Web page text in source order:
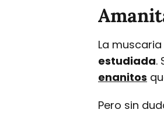
La
estudiada.
enanitos
Pero sin